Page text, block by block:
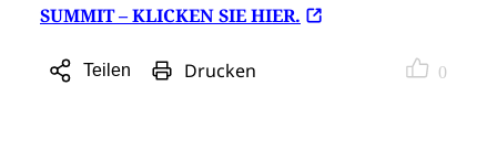
SUMMIT – KLICKEN SIE HIER.
Teilen
Sharing
Drucken 0